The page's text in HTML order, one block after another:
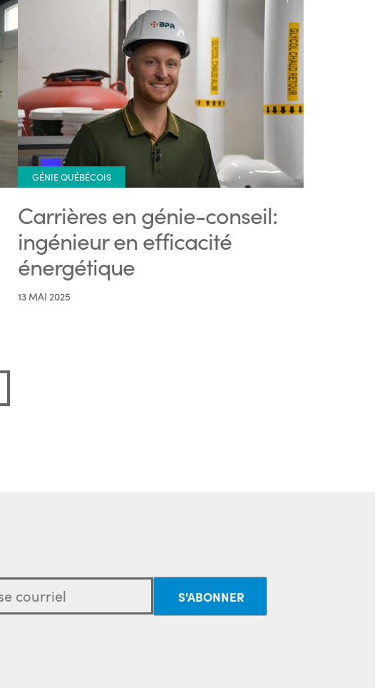
GÉNIE QUÉBÉCOIS
Carrières en génie-conseil:
ingénieur en efficacité
énergétique
13 MAI 2025